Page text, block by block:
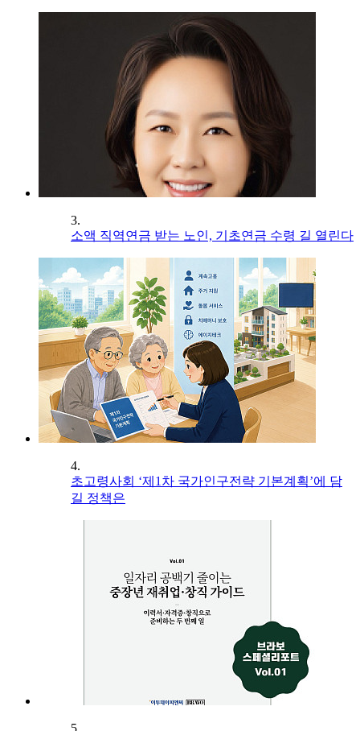
3.
소액 직역연금 받는 노인, 기초연금 수령 길 열린다
4.
초고령사회 ‘제1차 국가인구전략 기본계획’에 담
길 정책은